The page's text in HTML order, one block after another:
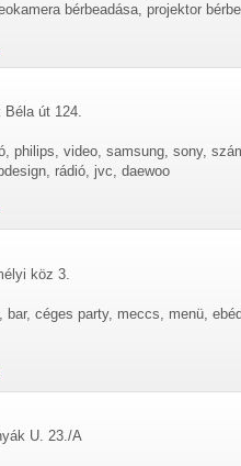
bérbeadása, projektor
Béla út 124.
philips, video, samsung, sony,
rádió, jvc, daewoo
köz 3.
bar, céges party, meccs, menü,
U. 23./A